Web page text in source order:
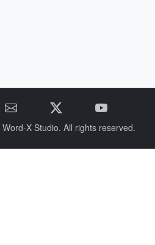
Word-X Studio. All rights reserved.